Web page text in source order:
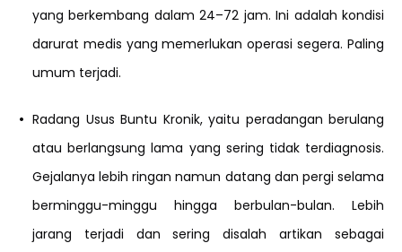
yang berkembang dalam 24–72 jam. Ini adalah kondisi
darurat medis yang memerlukan operasi segera. Paling
umum terjadi.
• Radang Usus Buntu Kronik, yaitu peradangan berulang
atau berlangsung lama yang sering tidak terdiagnosis.
Gejalanya lebih ringan namun datang dan pergi selama
berminggu-minggu hingga berbulan-bulan. Lebih
jarang terjadi dan sering disalah artikan sebagai